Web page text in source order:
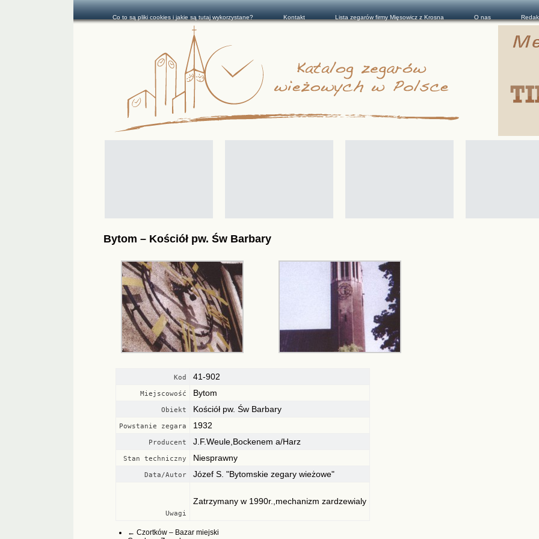
Bytom – Kościół pw. Św Barbary
Kod 41-902
Miejscowość Bytom
Obiekt Kościół pw. Św Barbary
Powstanie zegara 1932
Producent J.F.Weule,Bockenem a/Harz
Stan techniczny Niesprawny
Data/Autor Józef S. "Bytomskie zegary wieżowe"
Uwagi
Zatrzymany w 1990r.,mechanizm zardzewialy
← Czortków – Bazar miejski
Co to są pliki cookies i jakie są tutaj wykorzystane? Kontakt Lista zegarów firmy Mięsowicz z Krosna O nas